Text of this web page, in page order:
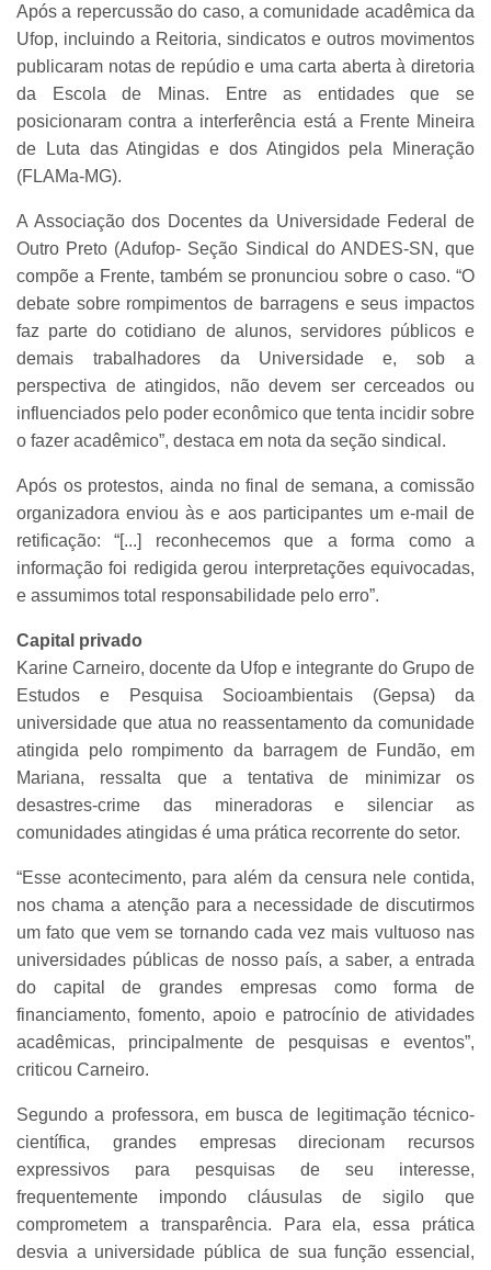
Após a repercussão do caso, a comunidade acadêmica da
Ufop, incluindo a Reitoria, sindicatos e outros movimentos
publicaram notas de repúdio e uma carta aberta à diretoria
da Escola de Minas. Entre as entidades que se
posicionaram contra a interferência está a Frente Mineira
de Luta das Atingidas e dos Atingidos pela Mineração
(FLAMa-MG).
A Associação dos Docentes da Universidade Federal de
Outro Preto (Adufop- Seção Sindical do ANDES-SN, que
compõe a Frente, também se pronunciou sobre o caso. “O
debate sobre rompimentos de barragens e seus impactos
faz parte do cotidiano de alunos, servidores públicos e
demais trabalhadores da Universidade e, sob a
perspectiva de atingidos, não devem ser cerceados ou
influenciados pelo poder econômico que tenta incidir sobre
o fazer acadêmico”, destaca em nota da seção sindical.
Após os protestos, ainda no final de semana, a comissão
organizadora enviou às e aos participantes um e-mail de
retificação: “[...] reconhecemos que a forma como a
informação foi redigida gerou interpretações equivocadas,
e assumimos total responsabilidade pelo erro”.
Capital privado
Karine Carneiro, docente da Ufop e integrante do Grupo de
Estudos e Pesquisa Socioambientais (Gepsa) da
universidade que atua no reassentamento da comunidade
atingida pelo rompimento da barragem de Fundão, em
Mariana, ressalta que a tentativa de minimizar os
desastres-crime das mineradoras e silenciar as
comunidades atingidas é uma prática recorrente do setor.
“Esse acontecimento, para além da censura nele contida,
nos chama a atenção para a necessidade de discutirmos
um fato que vem se tornando cada vez mais vultuoso nas
universidades públicas de nosso país, a saber, a entrada
do capital de grandes empresas como forma de
financiamento, fomento, apoio e patrocínio de atividades
acadêmicas, principalmente de pesquisas e eventos”,
criticou Carneiro.
Segundo a professora, em busca de legitimação técnico-
científica, grandes empresas direcionam recursos
expressivos para pesquisas de seu interesse,
frequentemente impondo cláusulas de sigilo que
comprometem a transparência. Para ela, essa prática
desvia a universidade pública de sua função essencial,